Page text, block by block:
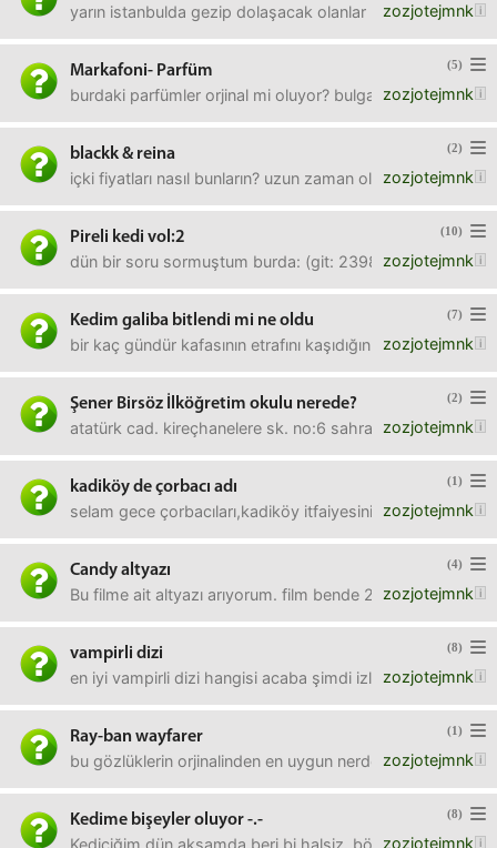
zozjotejmnk
yarın istanbulda gezip dolaşacak olanlar biraz
(5)
Markafoni- Parfüm
zozjotejmnk
burdaki parfümler orjinal mi oluyor? bulgari aqua almak
(2)
blackk & reina
zozjotejmnk
içki fiyatları nasıl bunların? uzun zaman oldu
(10)
Pireli kedi vol:2
zozjotejmnk
dün bir soru sormuştum burda: (git: 239822)şimdi bugun
(7)
Kedim galiba bitlendi mi ne oldu
zozjotejmnk
bir kaç gündür kafasının etrafını kaşıdığını gördüm
(2)
Şener Birsöz İlköğretim okulu nerede?
zozjotejmnk
atatürk cad. kireçhanelere sk. no:6 sahrayıcedid/kadiköy
(1)
kadiköy de çorbacı adı
zozjotejmnk
selam gece çorbacıları,kadiköy itfaiyesinin karşısında
(4)
Candy altyazı
zozjotejmnk
Bu filme ait altyazı arıyorum. film bende 2 parça cd1 ve
(8)
vampirli dizi
zozjotejmnk
en iyi vampirli dizi hangisi acaba şimdi izlemelik. being
(1)
Ray-ban wayfarer
zozjotejmnk
bu gözlüklerin orjinalinden en uygun nerde
(8)
Kedime bişeyler oluyor -.-
zozjotejmnk
Kediciğim dün akşamda beri bi halsiz, böyle sürekli